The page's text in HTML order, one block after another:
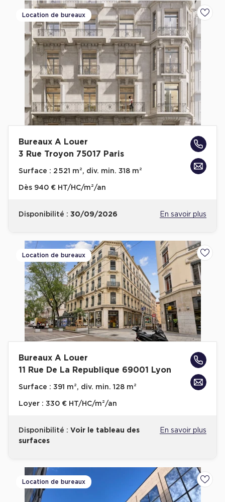
Location de bureaux
Bureaux A Louer
3 Rue Troyon 75017 Paris
Surface : 2 521 m², div. min. 318 m²
Dès 940 € HT/HC/m²/an
Disponibilité : 30/09/2026 En savoir plus
Location de bureaux
Bureaux A Louer
11 Rue De La Republique 69001 Lyon
Surface : 391 m², div. min. 128 m²
Loyer : 330 € HT/HC/m²/an
Disponibilité : Voir le tableau des
surfaces
En savoir plus
Location de bureaux